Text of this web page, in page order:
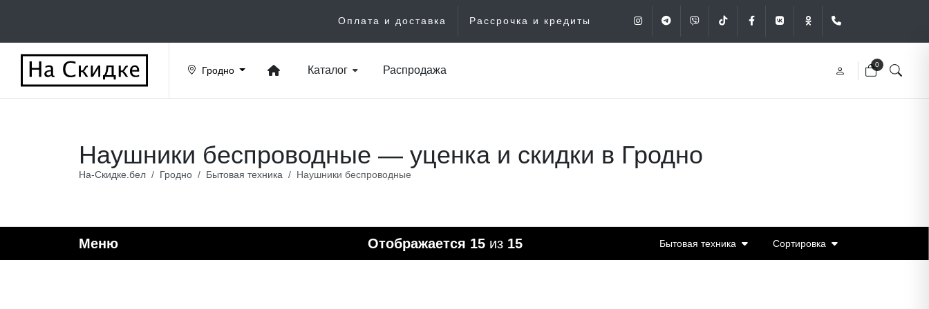
Оплата и доставка Рассрочка и кредиты InstagramTelegram
Viber Tik-Tok Facebook
VK OK
Гродно
0
Каталог Распродажа
Наушники беспроводные — уценка и скидки в Гродно
На-Скидке.бел Гродно Бытовая техника Наушники беспроводные
Меню Отображается 15из 15 Бытовая техника Сортировка